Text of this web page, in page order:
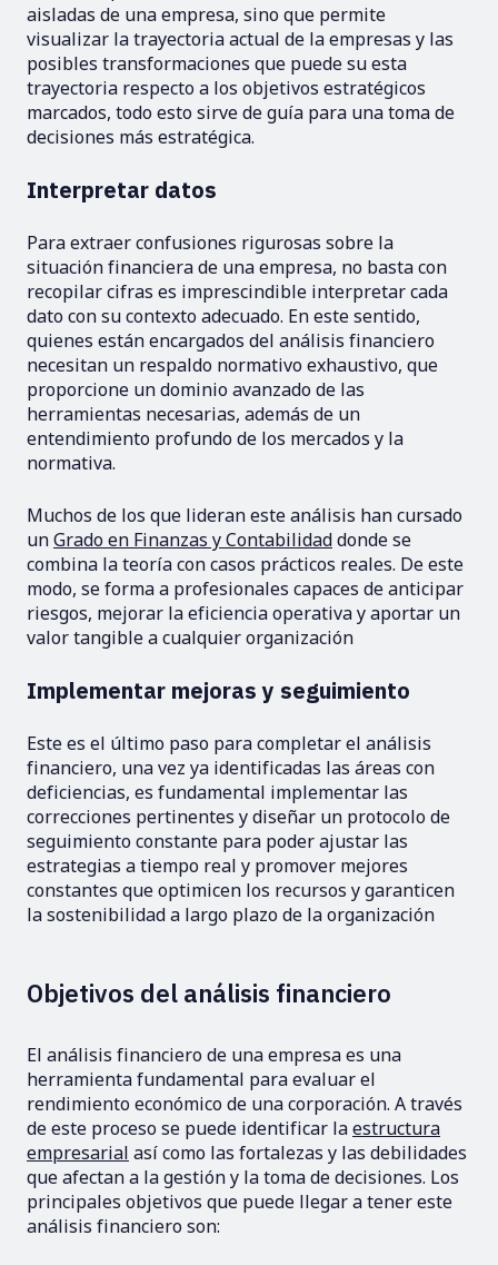
aisladas de una empresa, sino que permite
visualizar la trayectoria actual de la empresas y las
posibles transformaciones que puede su esta
trayectoria respecto a los objetivos estratégicos
marcados, todo esto sirve de guía para una toma de
decisiones más estratégica.
Interpretar datos
Para extraer confusiones rigurosas sobre la
situación financiera de una empresa, no basta con
recopilar cifras es imprescindible interpretar cada
dato con su contexto adecuado. En este sentido,
quienes están encargados del análisis financiero
necesitan un respaldo normativo exhaustivo, que
proporcione un dominio avanzado de las
herramientas necesarias, además de un
entendimiento profundo de los mercados y la
normativa.
Muchos de los que lideran este análisis han cursado
unGrado en Finanzas y Contabilidaddonde se
combina la teoría con casos prácticos reales. De este
modo, se forma a profesionales capaces de anticipar
riesgos, mejorar la eficiencia operativa y aportar un
valor tangible a cualquier organización
Implementar mejoras y seguimiento
Este es el último paso para completar el análisis
financiero, una vez ya identificadas las áreas con
deficiencias, es fundamental implementar las
correcciones pertinentes y diseñar un protocolo de
seguimiento constante para poder ajustar las
estrategias a tiempo real y promover mejores
constantes que optimicen los recursos y garanticen
la sostenibilidad a largo plazo de la organización
Objetivos del análisis financiero
El análisis financiero de una empresa es una
herramienta fundamental para evaluar el
rendimiento económico de una corporación. A través
de este proceso se puede identificar laestructura
empresarial así como las fortalezas y las debilidades
que afectan a la gestión y la toma de decisiones. Los
principales objetivos que puede llegar a tener este
análisis financiero son: